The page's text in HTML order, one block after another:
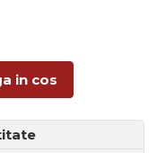
in cos